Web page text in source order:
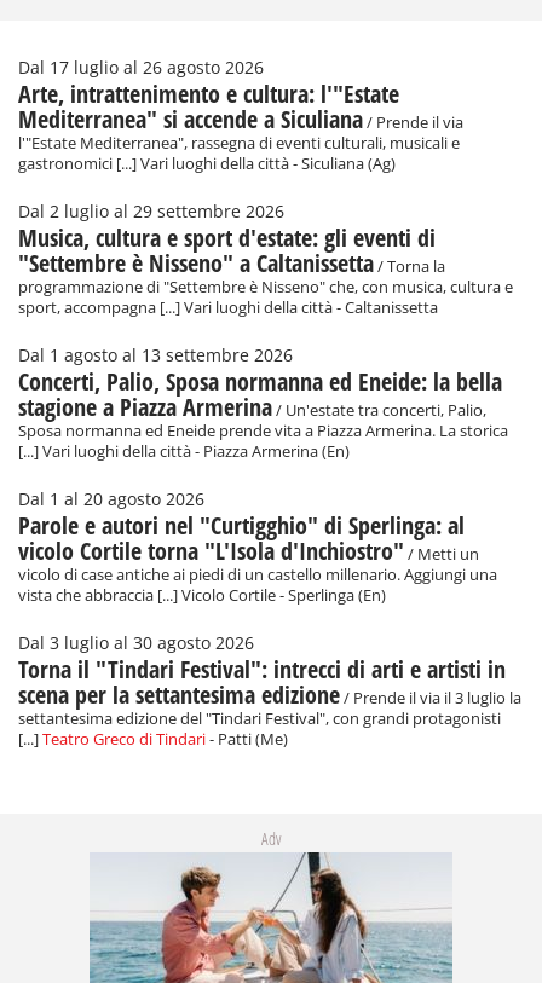
Dal 17 luglio al 26 agosto 2026
Arte, intrattenimento e cultura: l'"Estate
Mediterranea" si accende a Siculiana/ Prende il via
l'"Estate Mediterranea", rassegna di eventi culturali, musicali e
gastronomici [...] Vari luoghi della città - Siculiana (Ag)
Dal 2 luglio al 29 settembre 2026
Musica, cultura e sport d'estate: gli eventi di
"Settembre è Nisseno" a Caltanissetta/ Torna la
programmazione di "Settembre è Nisseno" che, con musica, cultura e
sport, accompagna [...] Vari luoghi della città - Caltanissetta
Dal 1 agosto al 13 settembre 2026
Concerti, Palio, Sposa normanna ed Eneide: la bella
stagione a Piazza Armerina/ Un'estate tra concerti, Palio,
Sposa normanna ed Eneide prende vita a Piazza Armerina. La storica
[...] Vari luoghi della città - Piazza Armerina (En)
Dal 1 al 20 agosto 2026
Parole e autori nel "Curtigghio" di Sperlinga: al
vicolo Cortile torna "L'Isola d'Inchiostro" / Metti un
vicolo di case antiche ai piedi di un castello millenario. Aggiungi una
vista che abbraccia [...] Vicolo Cortile - Sperlinga (En)
Dal 3 luglio al 30 agosto 2026
Torna il "Tindari Festival": intrecci di arti e artisti in
scena per la settantesima edizione/ Prende il via il 3 luglio la
settantesima edizione del "Tindari Festival", con grandi protagonisti
[...]Teatro Greco di Tindari- Patti (Me)
Adv